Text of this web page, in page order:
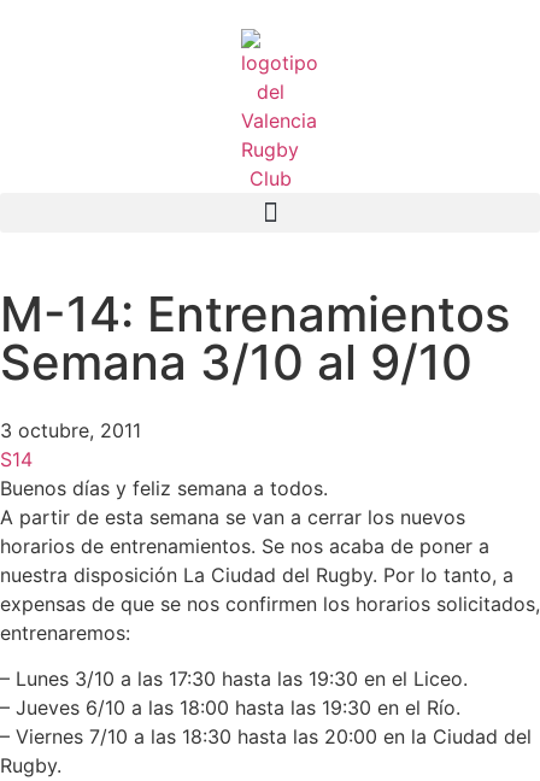
M-14: Entrenamientos
Semana 3/10 al 9/10
3 octubre, 2011
S14
Buenos días y feliz semana a todos.
A partir de esta semana se van a cerrar los nuevos
horarios de entrenamientos. Se nos acaba de poner a
nuestra disposición La Ciudad del Rugby. Por lo tanto, a
expensas de que se nos confirmen los horarios solicitados,
entrenaremos:
– Lunes 3/10 a las 17:30 hasta las 19:30 en el Liceo.
– Jueves 6/10 a las 18:00 hasta las 19:30 en el Río.
– Viernes 7/10 a las 18:30 hasta las 20:00 en la Ciudad del
Rugby.